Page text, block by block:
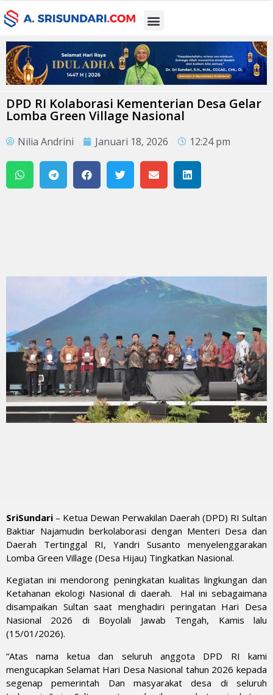
DPD RI Kolaborasi Kementerian Desa Gelar
Lomba Green Village Nasional
Nilia Andrini Januari 18, 2026 12:24 pm
SriSundari – Ketua Dewan Perwakilan Daerah (DPD) RI Sultan
Baktiar Najamudin berkolaborasi dengan Menteri Desa dan
Daerah Tertinggal RI, Yandri Susanto menyelenggarakan
Lomba Green Village (Desa Hijau) Tingkatkan Nasional.
Kegiatan ini mendorong peningkatan kualitas lingkungan dan
Ketahanan ekologi Nasional di daerah. Hal ini sebagaimana
disampaikan Sultan saat menghadiri peringatan Hari Desa
Nasional 2026 di Boyolali Jawab Tengah, Kamis lalu
(15/01/2026).
“Atas nama ketua dan seluruh anggota DPD RI kami
mengucapkan Selamat Hari Desa Nasional tahun 2026 kepada
segenap pemerintah Dan masyarakat desa di seluruh